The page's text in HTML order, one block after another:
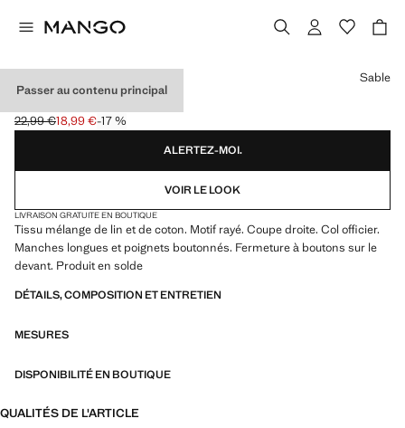
Passer au contenu principal
CHEMISE LIN RAYÉE
Prix initial barré [22,99 € ]
22,99 €
Prix actuel [18,99 € ]
18,99 €-17 %
Choisissez une couleur
Sable
ALERTEZ-MOI.
VOIR LE LOOK
LIVRAISON GRATUITE EN BOUTIQUE
Tissu mélange de lin et de coton. Motif rayé. Coupe droite. Col officier.
Manches longues et poignets boutonnés. Fermeture à boutons sur le
devant. Produit en solde
DÉTAILS, COMPOSITION ET ENTRETIEN
MESURES
DISPONIBILITÉ EN BOUTIQUE
QUALITÉS DE L'ARTICLE